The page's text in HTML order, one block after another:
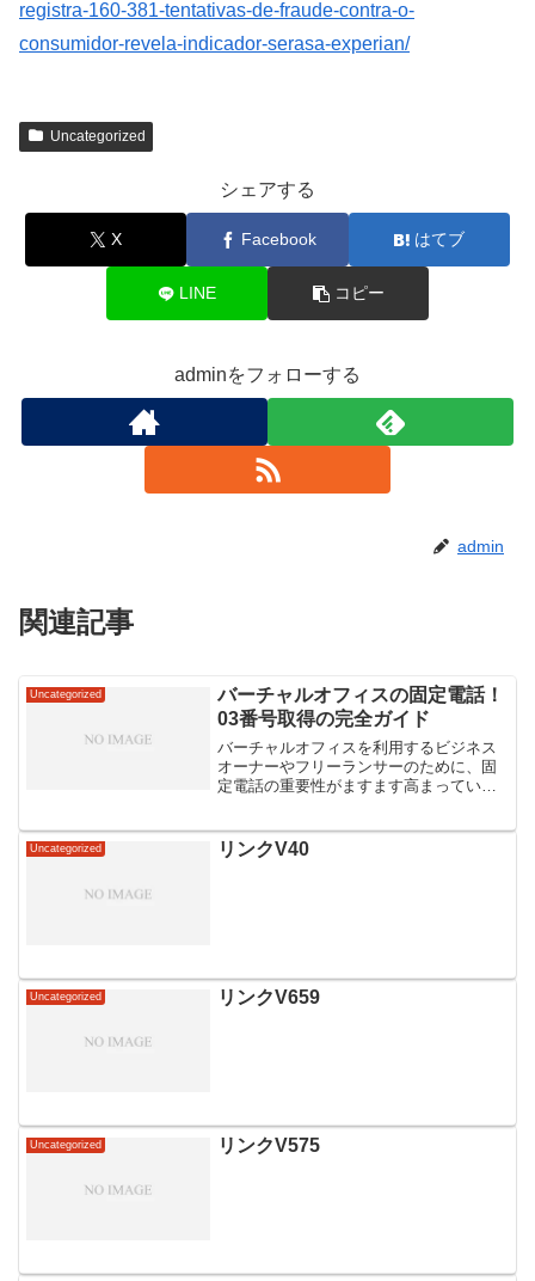
registra-160-381-tentativas-de-fraude-contra-o-
consumidor-revela-indicador-serasa-experian/
Uncategorized
シェアする
X Facebook はてブ
LINE コピー
adminをフォローする
admin
関連記事
Uncategorized
バーチャルオフィスの固定電話！
03番号取得の完全ガイド
バーチャルオフィスを利用するビジネス
オーナーやフリーランサーのために、固
定電話の重要性がますます高まっていま
国内でのバーチャルオフィスの利用が増
える中、03番号取得の手...
Uncategorized リンクV40
Uncategorized リンクV659
Uncategorized リンクV575